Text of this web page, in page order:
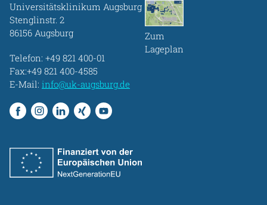
Universitätsklinikum Augsburg
Stenglinstr. 2
86156 Augsburg
Telefon: +49 821 400-01
Fax:+49 821 400-4585
E-Mail: info@uk-augsburg.de
Zum
Lageplan